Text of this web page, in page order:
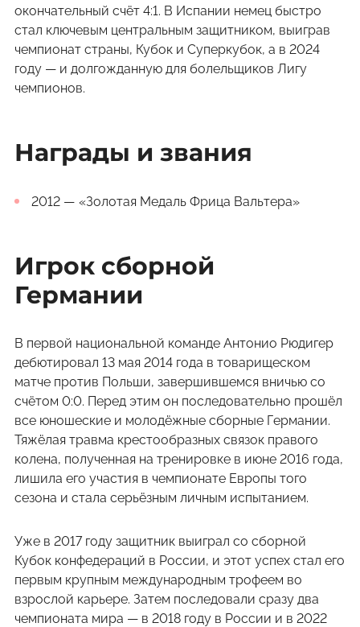
окончательный счёт 4:1. В Испании немец быстро
стал ключевым центральным защитником, выиграв
чемпионат страны, Кубок и Суперкубок, а в 2024
году — и долгожданную для болельщиков Лигу
чемпионов.
Награды и звания
2012 — «Золотая Медаль Фрица Вальтера»
Игрок сборной
Германии
В первой национальной команде Антонио Рюдигер
дебютировал 13 мая 2014 года в товарищеском
матче против Польши, завершившемся вничью со
счётом 0:0. Перед этим он последовательно прошёл
все юношеские и молодёжные сборные Германии.
Тяжёлая травма крестообразных связок правого
колена, полученная на тренировке в июне 2016 года,
лишила его участия в чемпионате Европы того
сезона и стала серьёзным личным испытанием.
Уже в 2017 году защитник выиграл со сборной
Кубок конфедераций в России, и этот успех стал его
первым крупным международным трофеем во
взрослой карьере. Затем последовали сразу два
чемпионата мира — в 2018 году в России и в 2022